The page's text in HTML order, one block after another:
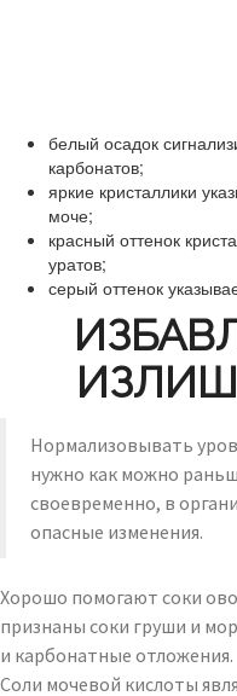
белый осадок
карбонатов;
яркие кристаллики
моче;
красный оттенок
уратов;
серый оттенок
Нормализовывать
нужно как можно
своевременно, в
опасные изменения.
Хорошо помогают соки
признаны соки груши и
и карбонатные отложения.
Соли мочевой кислоты